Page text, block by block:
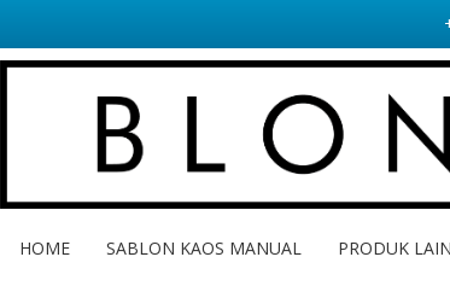
HOME SABLON KAOS MANUAL PRODUK